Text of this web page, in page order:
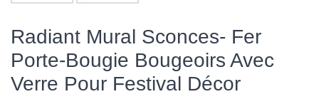
Radiant Mural Sconces- Fer
Porte-Bougie Bougeoirs Avec
Verre Pour Festival Décor